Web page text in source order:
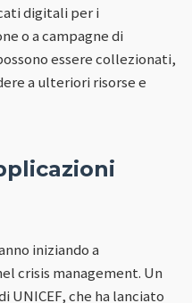
digitali per i
o a campagne di
essere collezionati,
a ulteriori risorse e
iniziando a
crisis management. Un
UNICEF, che ha lanciato